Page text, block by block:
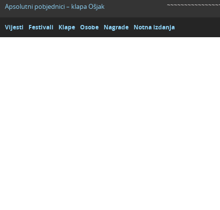
Apsolutni pobjednici – klapa Ošjak
Vijesti Festivali Klape Osobe Nagrade Notna izdanja